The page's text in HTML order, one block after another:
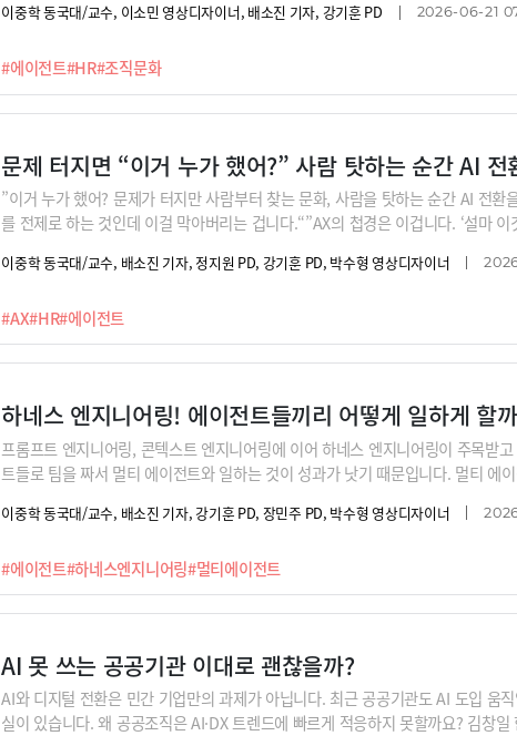
#에이전트#HR#조직문화
직무의 구분, 인지능력의 퇴화 등에 대해 권기범 고려대 교수, 김성준 국민대 교수
이중학 동국대/교수, 이소민 영상디자이너, 배소진 기자, 강기훈 PD 2026-06-21
문제 터지면 “이거 누가 했어?” 사람 탓하는 순간 AI 전
#AX#HR#에이전트
”이거 누가 했어? 문제가 터지만 사람부터 찾는 문화, 사람을 탓하는 순간 AI 전환
를 전제로 하는 것인데 이걸 막아버리는 겁니다.“”AX의 첩경은 이겁니다. ‘설마
몰라도 할 수 있는’ AI 시대, 조직은 어떻게 바뀌어야 할까요? 김성준 국민대 교수의
이중학 동국대/교수, 배소진 기자, 정지원 PD, 강기훈 PD, 박수형 영상디자이너
하네스 엔지니어링! 에이전트들끼리 어떻게 일하게 할
#에이전트#하네스엔지니어링#멀티에이전트
프롬프트 엔지니어링, 콘텍스트 엔지니어링에 이어 하네스 엔지니어링이 주목받
트들로 팀을 짜서 멀티 에이전트와 일하는 것이 성과가 낫기 때문입니다. 멀티 에
이중학 동국대/교수, 배소진 기자, 강기훈 PD, 장민주 PD, 박수형 영상디자이너
AI 못 쓰는 공공기관 이대로 괜찮을까?
AI와 디지털 전환은 민간 기업만의 과제가 아닙니다. 최근 공공기관도 AI 도입 움
실이 있습니다. 왜 공공조직은 AI·DX 트렌드에 빠르게 적응하지 못할까요? 김창